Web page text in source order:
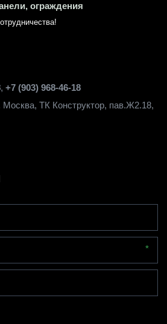
ограждения
, +7 (903) 968-46-18
Москва, ТК Конструктор, пав.Ж2.18,
*